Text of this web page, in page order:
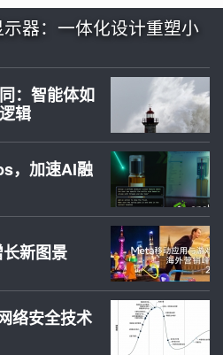
器：一体化设计重塑小
：智能体如
辑
，加速AI融
新图景
络安全技术